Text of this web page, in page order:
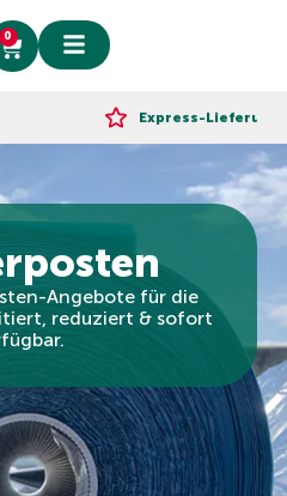
0
Express-Lieferung!
Angebote für die
reduziert & sofort